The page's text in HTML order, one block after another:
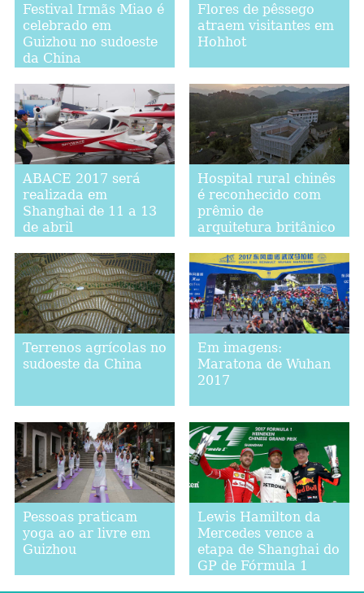
Festival Irmãs Miao é
celebrado em
Guizhou no sudoeste
da China
Flores de pêssego
atraem visitantes em
Hohhot
ABACE 2017 será
realizada em
Shanghai de 11 a 13
de abril
Hospital rural chinês
é reconhecido com
prêmio de
arquitetura britânico
Terrenos agrícolas no
sudoeste da China
Em imagens:
Maratona de Wuhan
2017
Pessoas praticam
yoga ao ar livre em
Guizhou
Lewis Hamilton da
Mercedes vence a
etapa de Shanghai do
GP de Fórmula 1